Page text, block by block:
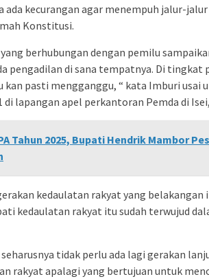
ada kecurangan agar menempuh jalur-
Konstitusi.
berhubungan dengan pemilu
pengadilan di sana tempatnya. Di tingkat
kan pasti mengganggu, “ kata Imburi usai
lapangan apel perkantoran Pemda di
Tahun 2025, Bupati Hendrik Mambor
kedaulatan rakyat yang belakangan
kedaulatan rakyat itu sudah terwujud
tidak perlu ada lagi gerakan
rakyat apalagi yang bertujuan untuk